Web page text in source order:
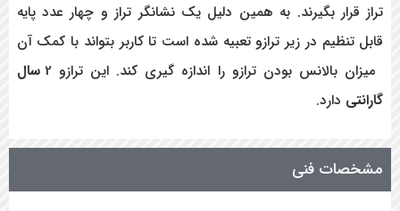
تراز قرار بگیرند. به همین دلیل یک نشانگر تراز و چهار عدد پایه
قابل تنظیم در زیر ترازو تعبیه شده است تا کاربر بتواند با کمک آن
میزان بالانس بودن ترازو را اندازه گیری کند. این ترازو 2
سال
گارانتی دارد.
مشخصات فنی